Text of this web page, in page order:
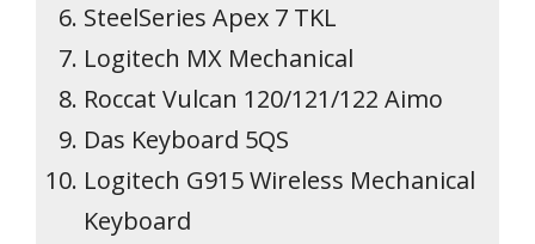
SteelSeries Apex 7 TKL
Logitech MX Mechanical
Roccat Vulcan 120/121/122 Aimo
Das Keyboard 5QS
Logitech G915 Wireless Mechanical
Keyboard